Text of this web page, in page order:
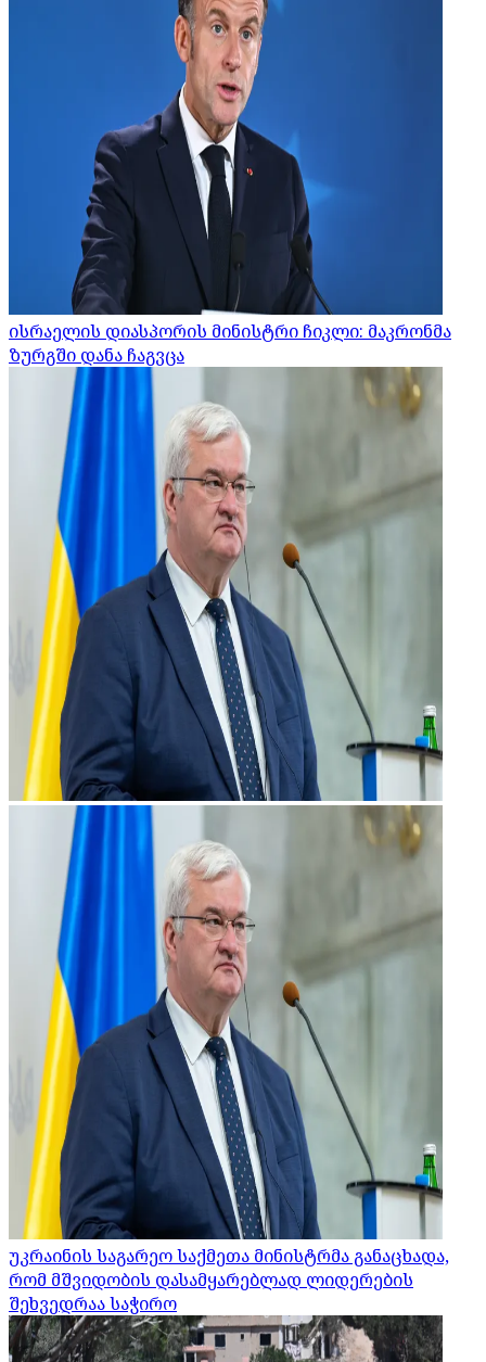
ისრაელის დიასპორის მინისტრი ჩიკლი: მაკრონმა
ზურგში დანა ჩაგვცა
უკრაინის საგარეო საქმეთა მინისტრმა განაცხადა,
რომ მშვიდობის დასამყარებლად ლიდერების
შეხვედრაა საჭირო